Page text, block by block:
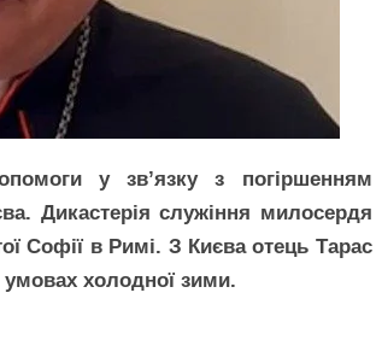
у зв’язку з погіршенням
Дикастерія служіння милосердя
Софії в Римі. З Києва отець Тарас
умовах холодної зими.